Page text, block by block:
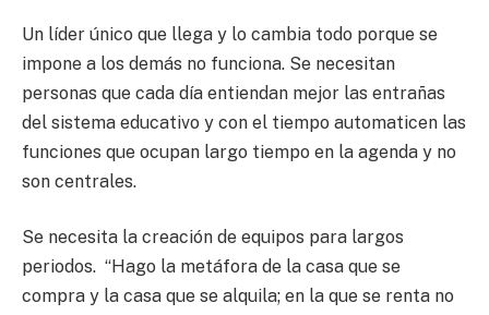
Un líder único que llega y lo cambia todo porque se
impone a los demás no funciona. Se necesitan
personas que cada día entiendan mejor las entrañas
del sistema educativo y con el tiempo automaticen las
funciones que ocupan largo tiempo en la agenda y no
son centrales.
Se necesita la creación de equipos para largos
periodos. “Hago la metáfora de la casa que se
compra y la casa que se alquila; en la que se renta no